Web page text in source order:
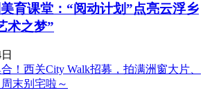
育课堂：“阅动计划”点亮云浮乡
术之梦”